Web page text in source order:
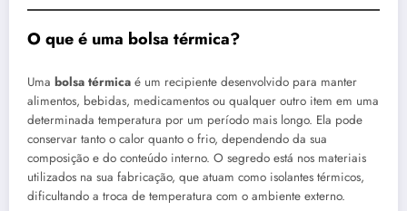
O que é uma bolsa térmica?
Uma bolsa térmica é um recipiente desenvolvido para manter
alimentos, bebidas, medicamentos ou qualquer outro item em uma
determinada temperatura por um período mais longo. Ela pode
conservar tanto o calor quanto o frio, dependendo da sua
composição e do conteúdo interno. O segredo está nos materiais
utilizados na sua fabricação, que atuam como isolantes térmicos,
dificultando a troca de temperatura com o ambiente externo.